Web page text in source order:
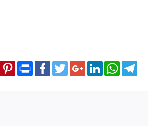
Share PinterestPrint FacebookTwitterGoogle+LinkedInWhatsApp